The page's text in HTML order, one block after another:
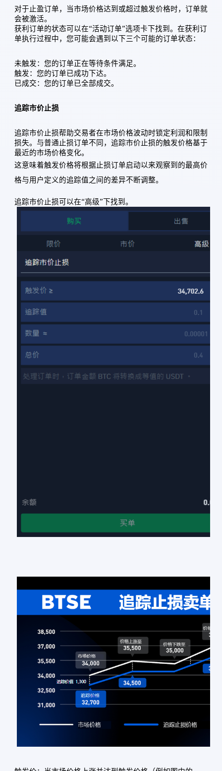
对于止盈订单，当市场价格达到或超过触发价格时，订单就
会被激活。
获利订单的状态可以在“活动订单”选项卡下找到。在获利订
单执行过程中，您可能会遇到以下三个可能的订单状态：
未触发：您的订单正在等待条件满足。
触发：您的订单已成功下达。
已成交：您的订单已全部成交。
追踪市价止损
追踪市价止损帮助交易者在市场价格波动时锁定利润和限制
损失。与普通止损订单不同，追踪市价止损的触发价格基于
最近的市场价格变化。
这意味着触发价格将根据止损订单启动以来观察到的最高价
格与用户定义的追踪值之间的差异不断调整。
追踪市价止损可以在“高级”下找到。